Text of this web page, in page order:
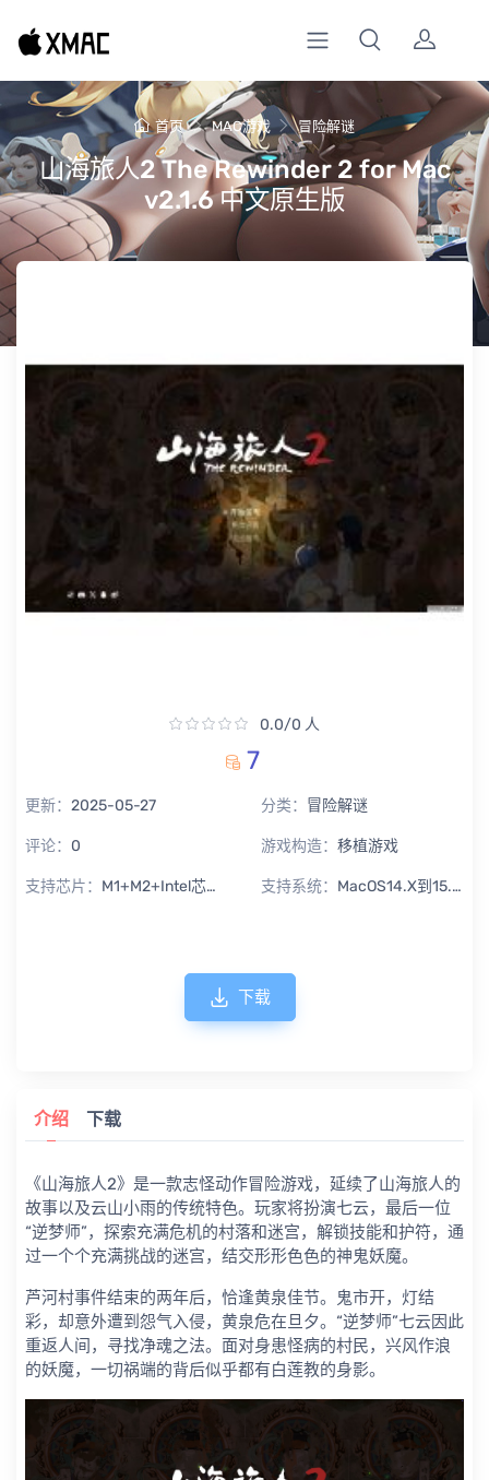
首页 MAC游戏 冒险解谜
山海旅人2 The Rewinder 2 for Mac
v2.1.6 中文原生版
0.0/0 人
7
更新： 2025-05-27 分类： 冒险解谜
评论： 0 游戏构造： 移植游戏
支持芯片： M1+M2+Intel芯片通用 支持系统： MacOS14.X到15.X Sequoia
下载
介绍 下载
《山海旅人2》是一款志怪动作冒险游戏，延续了山海旅人的
故事以及云山小雨的传统特色。玩家将扮演七云，最后一位
“逆梦师”，探索充满危机的村落和迷宫，解锁技能和护符，通
过一个个充满挑战的迷宫，结交形形色色的神鬼妖魔。
芦河村事件结束的两年后，恰逢黄泉佳节。鬼市开，灯结
彩，却意外遭到怨气入侵，黄泉危在旦夕。“逆梦师”七云因此
重返人间，寻找净魂之法。面对身患怪病的村民，兴风作浪
的妖魔，一切祸端的背后似乎都有白莲教的身影。